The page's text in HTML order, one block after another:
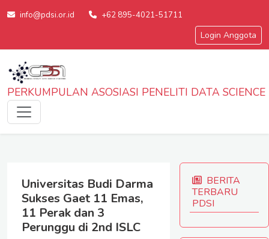
info@pdsi.or.id +62 895-4021-51711
Login Anggota
PERKUMPULAN ASOSIASI PENELITI DATA
Universitas Budi Darma
Sukses Gaet 11 Emas,
11 Perak dan 3
Perunggu di 2nd ISLC
BERITA
TERBARU
PDSI